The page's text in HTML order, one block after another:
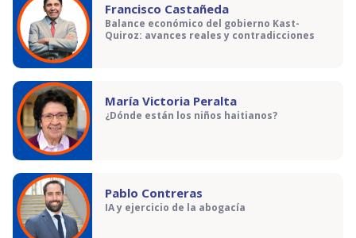
Francisco Castañeda
Balance económico del gobierno Kast-
Quiroz: avances reales y contradicciones
María Victoria Peralta
¿Dónde están los niños haitianos?
Pablo Contreras
IA y ejercicio de la abogacía